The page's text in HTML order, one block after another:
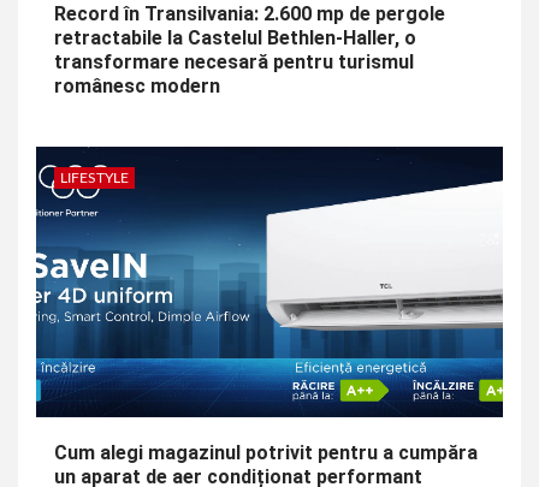
Record în Transilvania: 2.600 mp de pergole
retractabile la Castelul Bethlen-Haller, o
transformare necesară pentru turismul
românesc modern
LIFESTYLE
Cum alegi magazinul potrivit pentru a cumpăra
un aparat de aer condiționat performant